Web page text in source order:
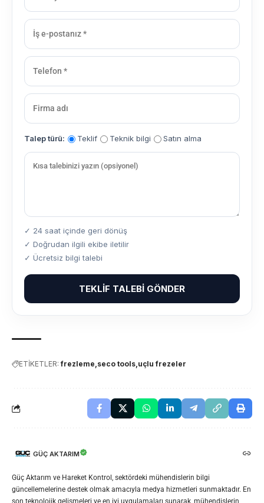
Talep türü: Teklif Teknik bilgi Satın alma
✓ 24 saat içinde geri dönüş
✓ Doğrudan ilgili ekibe iletilir
✓ Ücretsiz bilgi talebi
TEKLIF TALEBI GÖNDER
ETİKETLER: frezleme seco tools uçlu frezeler
GÜÇ AKTARIM
Güç Aktarım ve Hareket Kontrol, sektördeki mühendislerin bilgi
güncellemelerine destek olmak amacıyla medya hizmetleri sunmaktadır. En
son teknolojik gelişmeleri ve en iyi uygulamaları sunarak, mühendislerin